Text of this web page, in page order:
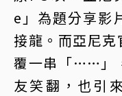
e」為題分享影
接龍。而亞尼
覆一串「……」
友笑翻，也引